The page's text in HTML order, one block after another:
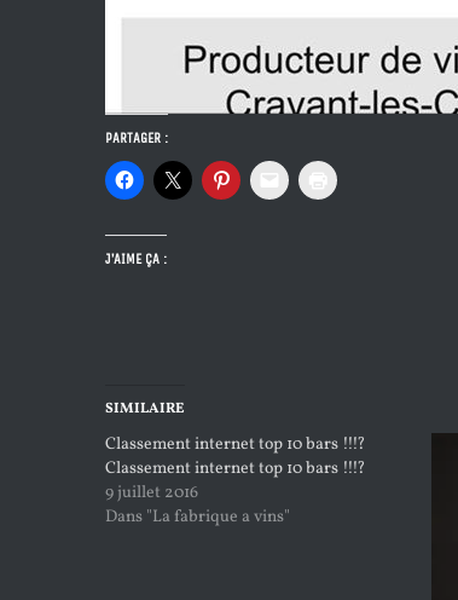
PARTAGER :
J’AIME ÇA :
SIMILAIRE
Classement internet top 10 bars !!!?
Classement internet top 10 bars !!!?
9 juillet 2016
Dans "La fabrique a vins"